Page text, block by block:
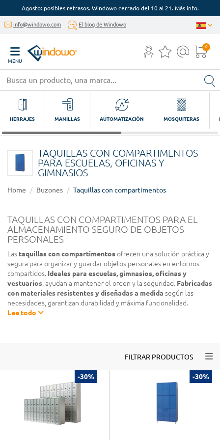
Agosto: posibles retrasos. Windowo cerrado del 10 al 21. Más info.
info@windowo.com El blog de Windowo
MENU
0
HERRAJES MANILLAS AUTOMATIZACIÓN MOSQUITERAS
TAQUILLAS CON COMPARTIMENTOS
PARA ESCUELAS, OFICINAS Y
GIMNASIOS
Home Buzones Taquillas con compartimentos
TAQUILLAS CON COMPARTIMENTOS PARA EL
ALMACENAMIENTO SEGURO DE OBJETOS
PERSONALES
Las taquillas con compartimentosofrecen una solución práctica y
segura para organizar y guardar objetos personales en entornos
compartidos. Ideales para escuelas, gimnasios, oficinas y
vestuarios , ayudan a mantener el orden y la seguridad. Fabricadas
con materiales resistentes y diseñadas a medida según las
necesidades, garantizan durabilidad y máxima funcionalidad.
Lee todo
FILTRAR PRODUCTOS
-30% -30%